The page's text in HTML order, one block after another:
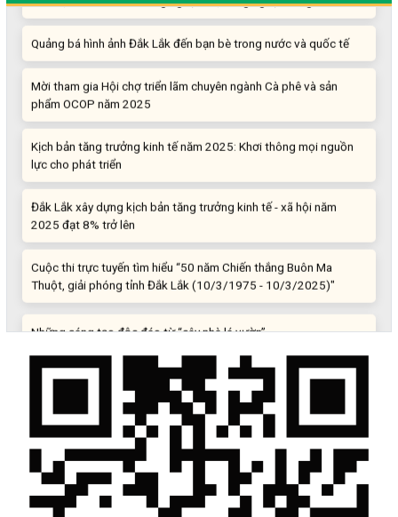
Quảng bá hình ảnh Đắk Lắk đến bạn bè trong nước và quốc tế
Mời tham gia Hội chợ triển lãm chuyên ngành Cà phê và sản
phẩm OCOP năm 2025
Kịch bản tăng trưởng kinh tế năm 2025: Khơi thông mọi nguồn
lực cho phát triển
Đắk Lắk xây dựng kịch bản tăng trưởng kinh tế - xã hội năm
2025 đạt 8% trở lên
Cuộc thi trực tuyến tìm hiểu “50 năm Chiến thắng Buôn Ma
Thuột, giải phóng tỉnh Đắk Lắk (10/3/1975 - 10/3/2025)"
Những sáng tạo độc đáo từ “cây nhà lá vườn”
Gam màu sáng trong bức tranh khởi nghiệp đổi mới sáng tạo
Khi khoa học - công nghệ chưa có sự đột phá
“Đi tắt, đón đầu” các công nghệ mới, công nghệ tương lai